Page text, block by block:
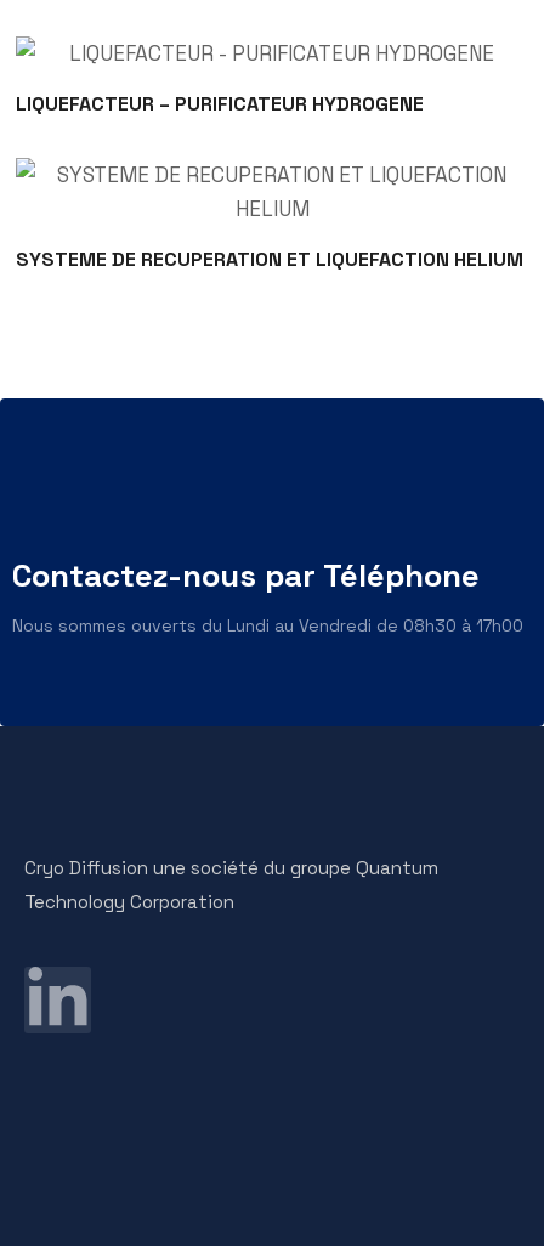
LIQUEFACTEUR – PURIFICATEUR HYDROGENE
SYSTEME DE RECUPERATION ET LIQUEFACTION HELIUM
Contactez-nous par Téléphone
Nous sommes ouverts du Lundi au Vendredi de 08h30 à 17h00
Cryo Diffusion une société du groupe Quantum
Technology Corporation